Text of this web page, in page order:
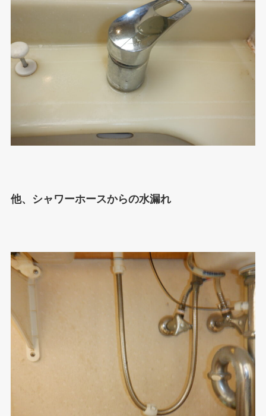
他、シャワーホースからの水漏れ